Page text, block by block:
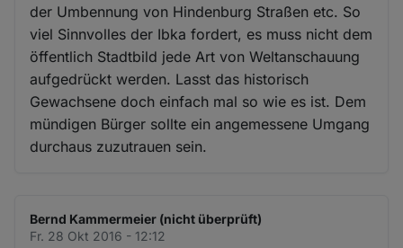
der Umbennung von Hindenburg Straßen etc. So
viel Sinnvolles der Ibka fordert, es muss nicht dem
öffentlich Stadtbild jede Art von Weltanschauung
aufgedrückt werden. Lasst das historisch
Gewachsene doch einfach mal so wie es ist. Dem
mündigen Bürger sollte ein angemessene Umgang
durchaus zuzutrauen sein.
Bernd Kammermeier (nicht überprüft)
Fr. 28 Okt 2016 - 12:12